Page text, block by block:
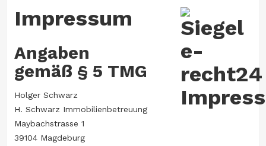
Impressum
Angaben
gemäß § 5 TMG
Holger Schwarz
H. Schwarz Immobilienbetreuung
Maybachstrasse 1
39104 Magdeburg